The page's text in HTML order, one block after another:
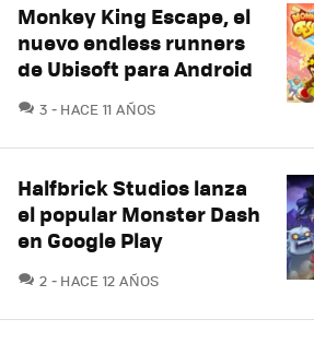
Monkey King Escape, el
nuevo endless runners
de Ubisoft para Android
3 COMENTARIOS
HACE 11 AÑOS
Halfbrick Studios lanza
el popular Monster Dash
en Google Play
2 COMENTARIOS
HACE 12 AÑOS